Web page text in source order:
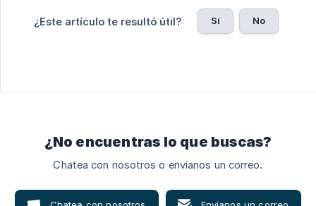
¿Este artículo te resultó útil? Sí No
¿No encuentras lo que buscas?
Chatea con nosotros o envíanos un correo.